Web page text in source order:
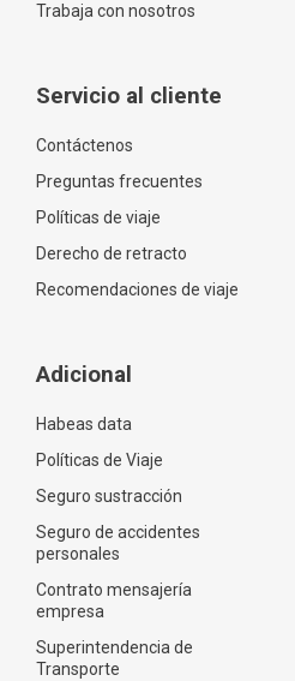
Trabaja con nosotros
Servicio al cliente
Contáctenos
Preguntas frecuentes
Políticas de viaje
Derecho de retracto
Recomendaciones de viaje
Adicional
Habeas data
Políticas de Viaje
Seguro sustracción
Seguro de accidentes
personales
Contrato mensajería
empresa
Superintendencia de
Transporte